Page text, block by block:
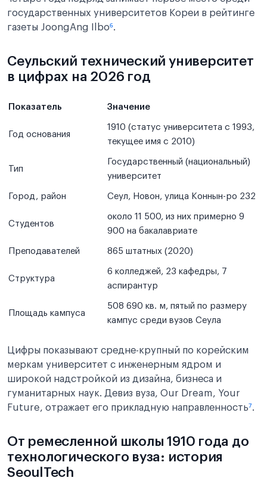
государственных университетов Кореи в рейтинге
газеты JoongAng Ilbo⁶.
Сеульский технический университет
в цифрах на 2026 год
Показатель Значение
Год основания
1910 (статус университета с 1993,
текущее имя с 2010)
Тип
Государственный (национальный)
университет
Город, район Сеул, Новон, улица Коннын-ро 232
Студентов
около 11 500, из них примерно 9
900 на бакалавриате
Преподавателей 865 штатных (2020)
Структура
6 колледжей, 23 кафедры, 7
аспирантур
Площадь кампуса
508 690 кв. м, пятый по размеру
кампус среди вузов Сеула
Цифры показывают средне-крупный по корейским
меркам университет с инженерным ядром и
широкой надстройкой из дизайна, бизнеса и
гуманитарных наук. Девиз вуза, Our Dream, Your
Future, отражает его прикладную направленность⁷.
От ремесленной школы 1910 года до
технологического вуза: история
SeoulTech